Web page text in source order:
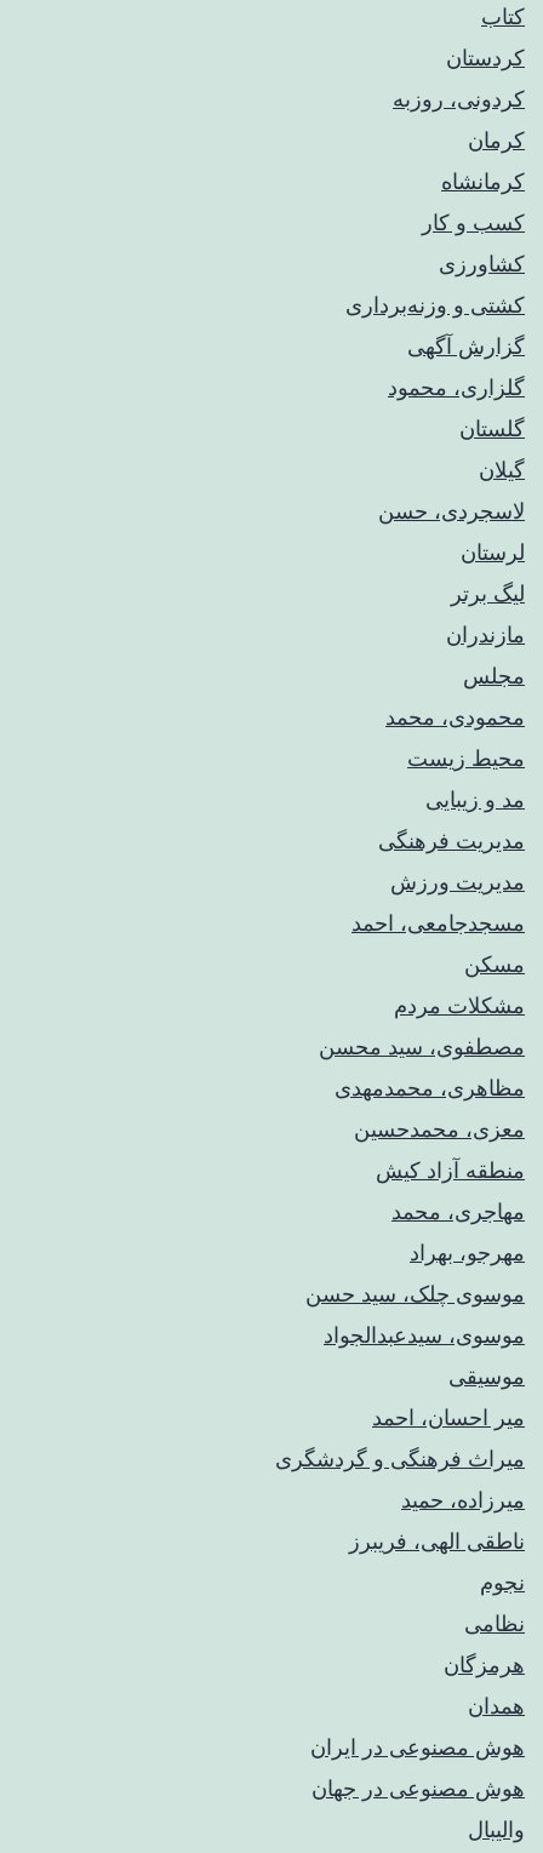
کتاب
کردستان
کردونی، روزبه
کرمان
کرمانشاه
کسب و کار
کشاورزی
کشتی و وزنه‌برداری
گزارش آگهی
گلزاری، محمود
گلستان
گیلان
لاسجردی، حسن
لرستان
لیگ برتر
مازندران
مجلس
محمودی، محمد
محیط زیست
مد و زیبایی
مدیریت فرهنگی
مدیریت ورزش
مسجدجامعی، احمد
مسکن
مشکلات مردم
مصطفوی، سید محسن
مظاهری، محمدمهدی
معزی، محمدحسین
منطقه آزاد کیش
مهاجری، محمد
مهرجو، بهراد
موسوی چلک، سید حسن
موسوی، سیدعبدالجواد
موسیقی
میر احسان، احمد
میراث فرهنگی و گردشگری
میرزاده، حمید
ناطقی الهی، فریبرز
نجوم
نظامی
هرمزگان
همدان
هوش مصنوعی در ایران
هوش مصنوعی در جهان
والیبال